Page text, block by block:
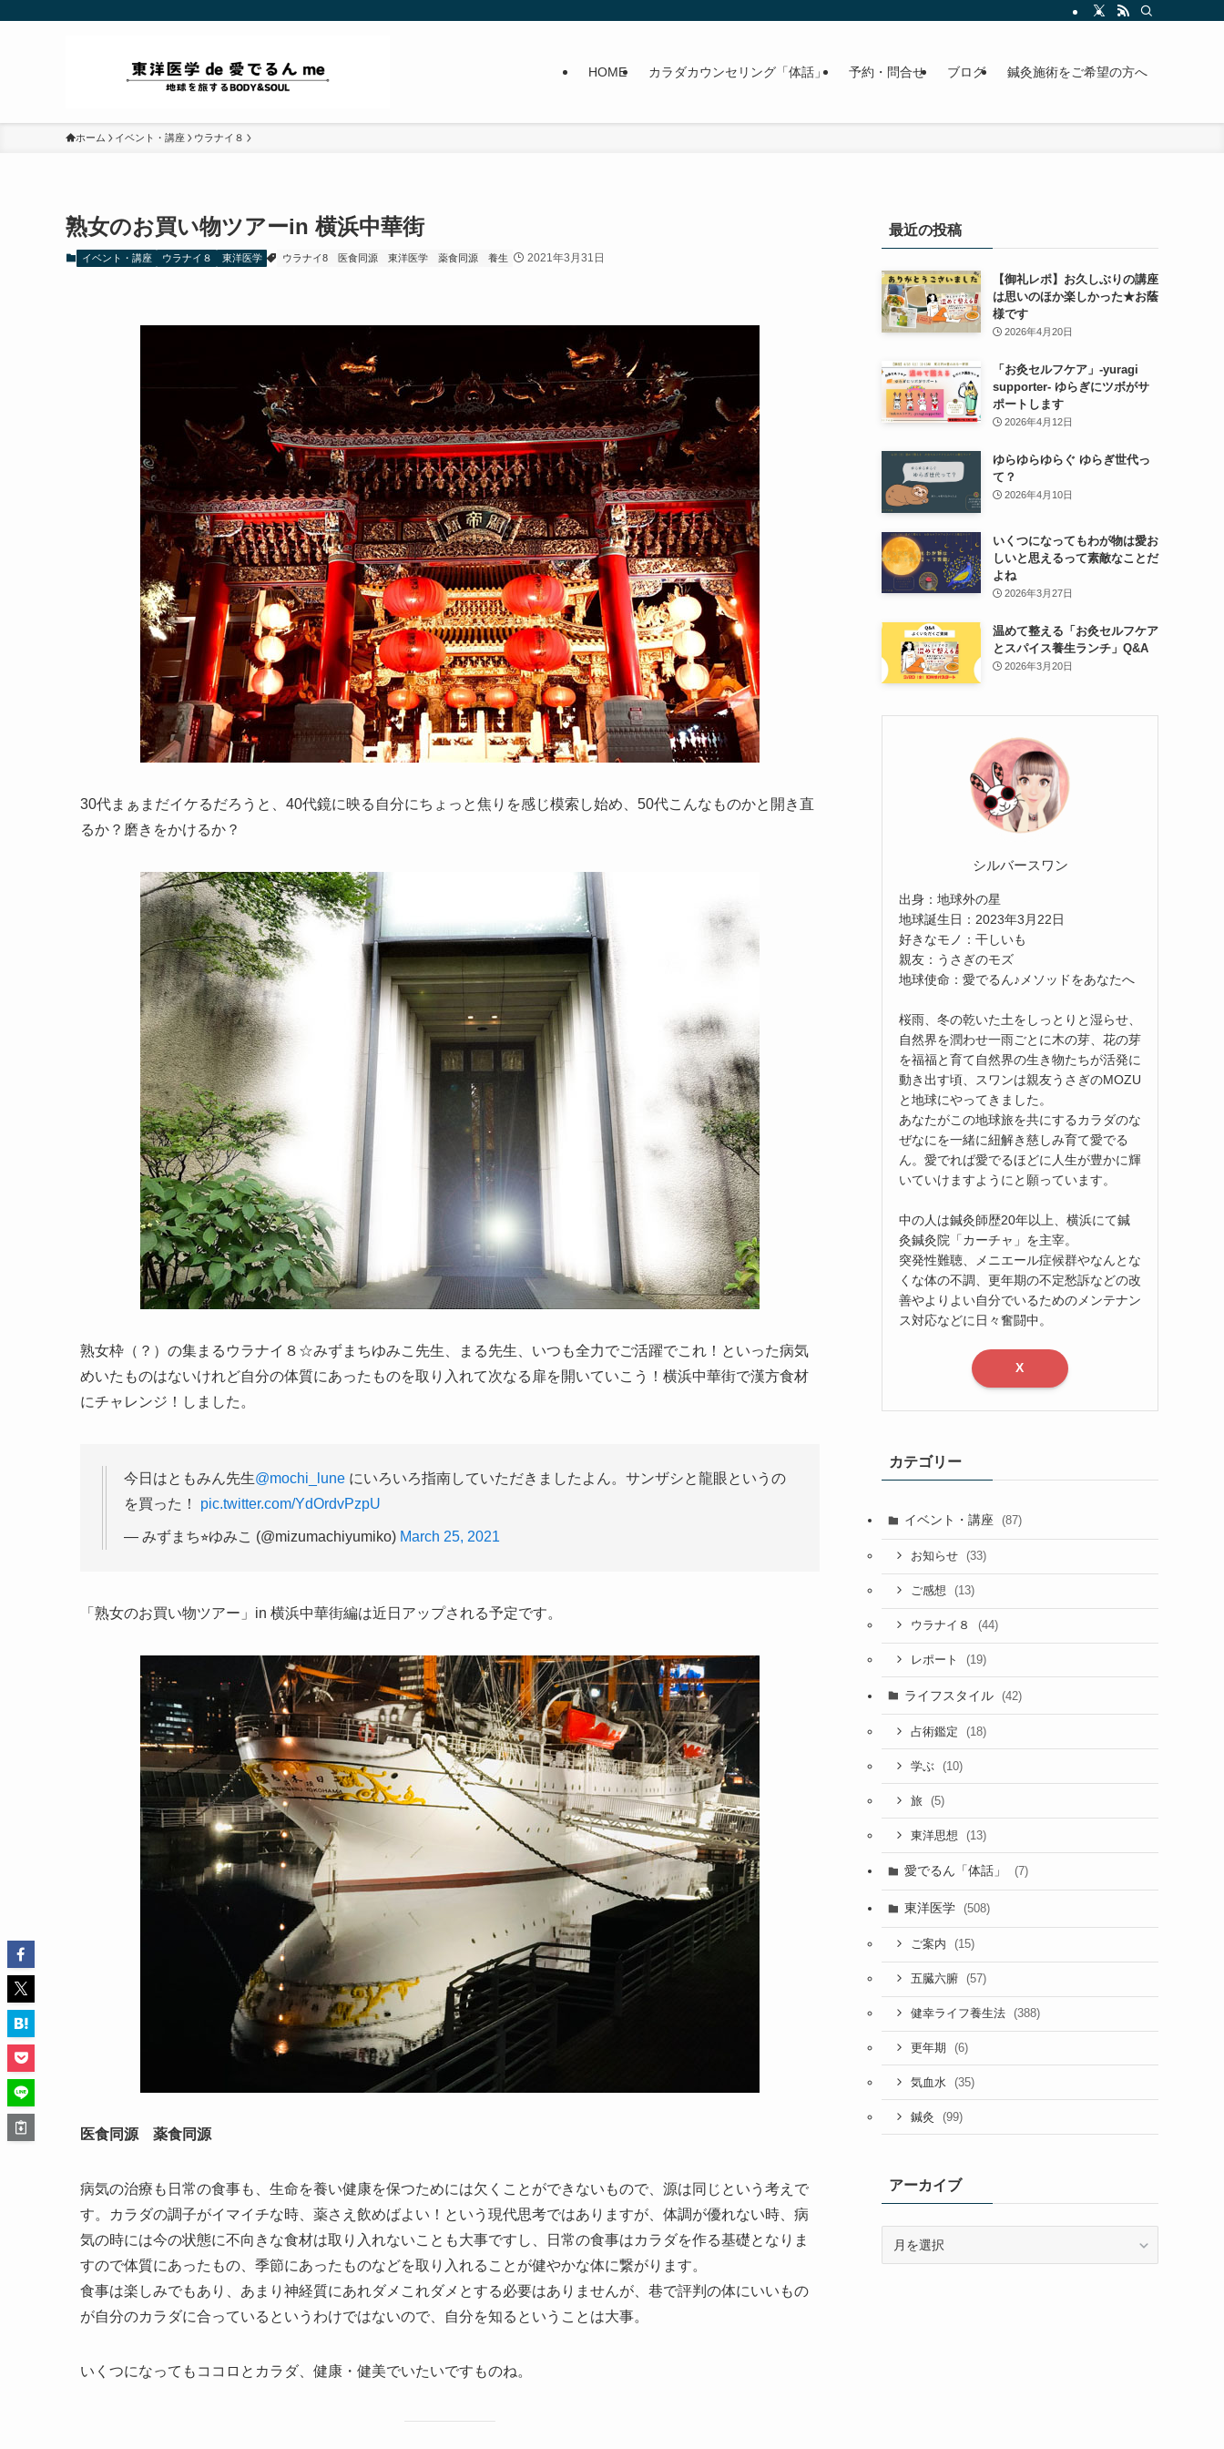
HOME カラダカウンセリング「体話」 予約・問合せ ブログ 鍼灸施術をご希望の方へ
ホーム イベント・講座 ウラナイ８
熟女のお買い物ツアーin 横浜中華街
イベント・講座 ウラナイ８ 東洋医学 ウラナイ8 医食同源 東洋医学 薬食同源 養生 2021年3月31日
30代まぁまだイケるだろうと、40代鏡に映る自分にちょっと焦りを感じ模索し始め、50代こんなものかと開き直
るか？磨きをかけるか？
熟女枠（？）の集まるウラナイ８☆みずまちゆみこ先生、まる先生、いつも全力でご活躍でこれ！といった病気
めいたものはないけれど自分の体質にあったものを取り入れて次なる扉を開いていこう！横浜中華街で漢方食材
にチャレンジ！しました。
今日はともみん先生@mochi_lune にいろいろ指南していただきましたよん。サンザシと龍眼というの
を買った！ pic.twitter.com/YdOrdvPzpU
— みずまち⭐︎ゆみこ (@mizumachiyumiko) March 25, 2021
「熟女のお買い物ツアー」in 横浜中華街編は近日アップされる予定です。
医食同源 薬食同源
病気の治療も日常の食事も、生命を養い健康を保つためには欠くことができないもので、源は同じという考えで
す。カラダの調子がイマイチな時、薬さえ飲めばよい！という現代思考ではありますが、体調が優れない時、病
気の時には今の状態に不向きな食材は取り入れないことも大事ですし、日常の食事はカラダを作る基礎となりま
すので体質にあったもの、季節にあったものなどを取り入れることが健やかな体に繋がります。
食事は楽しみでもあり、あまり神経質にあれダメこれダメとする必要はありませんが、巷で評判の体にいいもの
が自分のカラダに合っているというわけではないので、自分を知るということは大事。
いくつになってもココロとカラダ、健康・健美でいたいですものね。
最近の投稿
【御礼レポ】お久しぶりの講座
は思いのほか楽しかった★お蔭
様です
2026年4月20日
「お灸セルフケア」-yuragi
supporter- ゆらぎにツボがサ
ポートします
2026年4月12日
ゆらゆらゆらぐ ゆらぎ世代っ
て？
2026年4月10日
いくつになってもわが物は愛お
しいと思えるって素敵なことだ
よね
2026年3月27日
温めて整える「お灸セルフケア
とスパイス養生ランチ」Q&A
2026年3月20日
シルバースワン
出身：地球外の星
地球誕生日：2023年3月22日
好きなモノ：干しいも
親友：うさぎのモズ
地球使命：愛でるん♪メソッドをあなたへ
桜雨、冬の乾いた土をしっとりと湿らせ、
自然界を潤わせ一雨ごとに木の芽、花の芽
を福福と育て自然界の生き物たちが活発に
動き出す頃、スワンは親友うさぎのMOZU
と地球にやってきました。
あなたがこの地球旅を共にするカラダのな
ぜなにを一緒に紐解き慈しみ育て愛でる
ん。愛でれば愛でるほどに人生が豊かに輝
いていけますようにと願っています。
中の人は鍼灸師歴20年以上、横浜にて鍼
灸鍼灸院「カーチャ」を主宰。
突発性難聴、メニエール症候群やなんとな
くな体の不調、更年期の不定愁訴などの改
善やよりよい自分でいるためのメンテナン
ス対応などに日々奮闘中。
X
カテゴリー
イベント・講座 (87)
お知らせ (33)
ご感想 (13)
ウラナイ８ (44)
レポート (19)
ライフスタイル (42)
占術鑑定 (18)
学ぶ (10)
旅 (5)
東洋思想 (13)
愛でるん「体話」 (7)
東洋医学 (508)
ご案内 (15)
五臓六腑 (57)
健幸ライフ養生法 (388)
更年期 (6)
気血水 (35)
鍼灸 (99)
アーカイブ